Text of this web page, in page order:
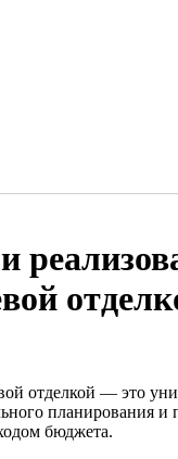
отделкой — это
планирования и
бюджета.